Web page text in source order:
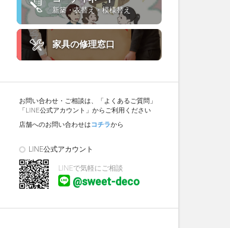
新築・衣替え・模様替え
家具の修理窓口
お問い合わせ・ご相談は、「よくあるご質問」
「LINE公式アカウント」からご利用ください
店舗へのお問い合わせはコチラから
LINE公式アカウント
LINEで気軽にご相談
@sweet-deco